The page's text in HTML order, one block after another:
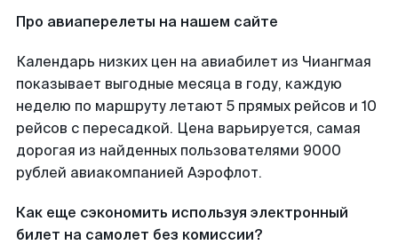
Про авиаперелеты на нашем сайте
Календарь низких цен на авиабилет из Чиангмая
показывает выгодные месяца в году, каждую
неделю по маршруту летают 5 прямых рейсов и 10
рейсов с пересадкой. Цена варьируется, самая
дорогая из найденных пользователями 9000
рублей авиакомпанией Аэрофлот.
Как еще сэкономить используя электронный
билет на самолет без комиссии?